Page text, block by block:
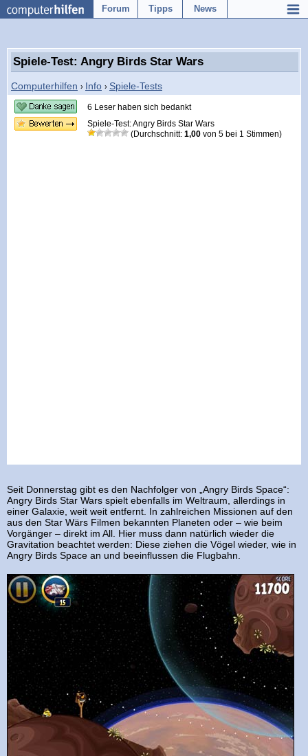
Forum Tipps News
Spiele-Test: Angry Birds Star Wars
Computerhilfen › Info › Spiele-Tests
6 Leser haben sich bedankt
Spiele-Test: Angry Birds Star Wars
(Durchschnitt: 1,00 von 5 bei 1 Stimmen)
Seit Donnerstag gibt es den Nachfolger von „Angry Birds Space“:
Angry Birds Star Wars spielt ebenfalls im Weltraum, allerdings in
einer Galaxie, weit weit entfernt. In zahlreichen Missionen auf den
aus den Star Wärs Filmen bekannten Planeten oder – wie beim
Vorgänger – direkt im All. Hier muss dann natürlich wieder die
Gravitation beachtet werden: Diese ziehen die Vögel wieder, wie in
Angry Birds Space an und beeinflussen die Flugbahn.